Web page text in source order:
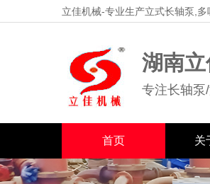
立佳机械-专业生产立式长轴泵,
湖南
专注长轴泵
首页 关